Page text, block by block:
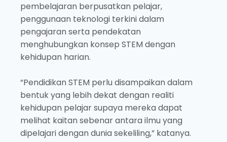
pembelajaran berpusatkan pelajar,
penggunaan teknologi terkini dalam
pengajaran serta pendekatan
menghubungkan konsep STEM dengan
kehidupan harian.
“Pendidikan STEM perlu disampaikan dalam
bentuk yang lebih dekat dengan realiti
kehidupan pelajar supaya mereka dapat
melihat kaitan sebenar antara ilmu yang
dipelajari dengan dunia sekeliling,” katanya.